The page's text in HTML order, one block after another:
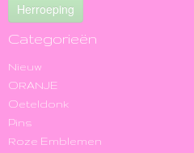
Herroeping
Categorieën
Nieuw
ORANJE
Oeteldonk
Pins
Roze Emblemen